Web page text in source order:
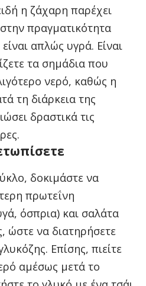
η ζάχαρη παρέχει
πραγματικότητα
απλώς υγρά. Είναι
τα σημάδια που
νερό, καθώς η
τη διάρκεια της
δραστικά τις
δοκιμάστε να
πρωτεΐνη
όσπρια) και σαλάτα
ώστε να διατηρήσετε
Επίσης, πιείτε
αμέσως μετά το